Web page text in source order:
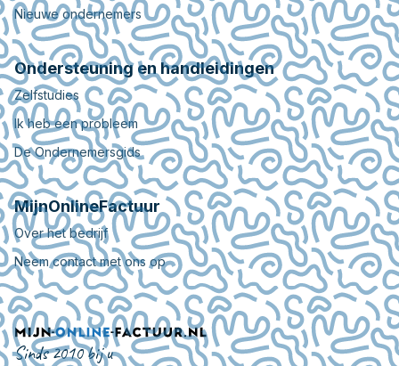
Nieuwe ondernemers
Ondersteuning en handleidingen
Zelfstudies
Ik heb een probleem
De Ondernemersgids
MijnOnlineFactuur
Over het bedrijf
Neem contact met ons op
Sinds 2010 bij u